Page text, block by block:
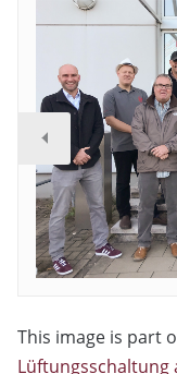
This image is part
Lüftungsschaltung